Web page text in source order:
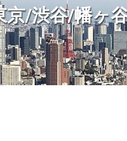
京/渋谷/幡ヶ